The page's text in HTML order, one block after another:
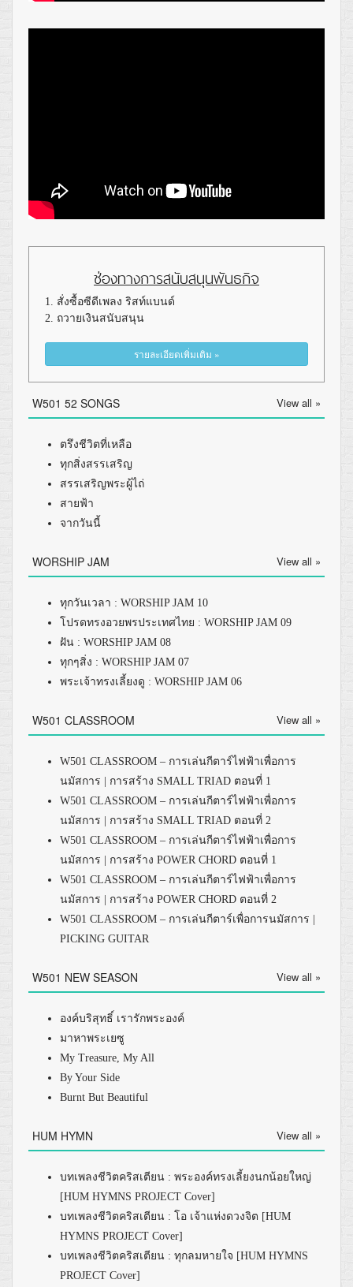
ช่องทางการสนับสนุนพันธกิจ
1. สั่งซื้อซีดีเพลง ริสท์แบนด์
2. ถวายเงินสนับสนุน
รายละเอียดเพิ่มเติม »
W501 52 SONGS View all »
ตรึงชีวิตที่เหลือ
ทุกสิ่งสรรเสริญ
สรรเสริญพระผู้ไถ่
สายฟ้า
จากวันนี้
WORSHIP JAM View all »
ทุกวันเวลา : WORSHIP JAM 10
โปรดทรงอวยพรประเทศไทย : WORSHIP JAM 09
ฝัน : WORSHIP JAM 08
ทุกๆสิ่ง : WORSHIP JAM 07
พระเจ้าทรงเลี้ยงดู : WORSHIP JAM 06
W501 CLASSROOM View all »
W501 CLASSROOM – การเล่นกีตาร์ไฟฟ้าเพื่อการ
นมัสการ | การสร้าง SMALL TRIAD ตอนที่ 1
W501 CLASSROOM – การเล่นกีตาร์ไฟฟ้าเพื่อการ
นมัสการ | การสร้าง SMALL TRIAD ตอนที่ 2
W501 CLASSROOM – การเล่นกีตาร์ไฟฟ้าเพื่อการ
นมัสการ | การสร้าง POWER CHORD ตอนที่ 1
W501 CLASSROOM – การเล่นกีตาร์ไฟฟ้าเพื่อการ
นมัสการ | การสร้าง POWER CHORD ตอนที่ 2
W501 CLASSROOM – การเล่นกีตาร์เพื่อการนมัสการ |
PICKING GUITAR
W501 NEW SEASON View all »
องค์บริสุทธิ์ เรารักพระองค์
มาหาพระเยซู
My Treasure, My All
By Your Side
Burnt But Beautiful
HUM HYMN View all »
บทเพลงชีวิตคริสเตียน : พระองค์ทรงเลี้ยงนกน้อยใหญ่
[HUM HYMNS PROJECT Cover]
บทเพลงชีวิตคริสเตียน : โอ เจ้าแห่งดวงจิต [HUM
HYMNS PROJECT Cover]
บทเพลงชีวิตคริสเตียน : ทุกลมหายใจ [HUM HYMNS
PROJECT Cover]